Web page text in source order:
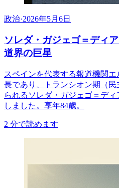
政治·2026年5月6日
ソレダ・ガジェゴ＝ディ
道界の巨星
スペインを代表する報道機関
長であり、トランシオン期（
られるソレダ・ガジェゴ＝デ
しました。享年84歳。
2 分で読めます